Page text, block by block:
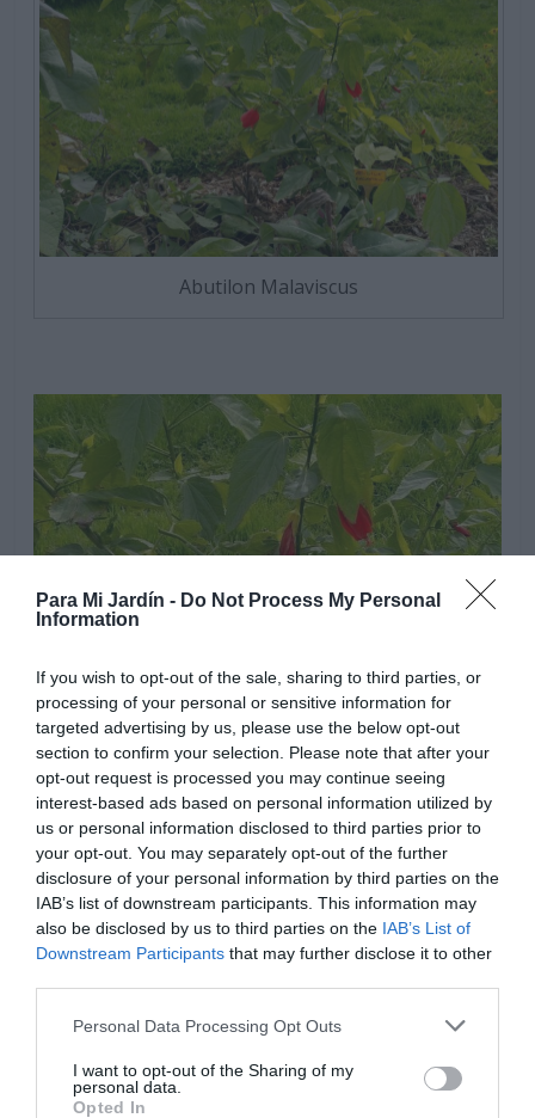
Para Mi Jardín - Do Not Process My Personal
Information
If you wish to opt-out of the sale, sharing to third parties, or
processing of your personal or sensitive information for
targeted advertising by us, please use the below opt-out
section to confirm your selection. Please note that after your
opt-out request is processed you may continue seeing
interest-based ads based on personal information utilized by
us or personal information disclosed to third parties prior to
your opt-out. You may separately opt-out of the further
disclosure of your personal information by third parties on the
IAB’s list of downstream participants. This information may
also be disclosed by us to third parties on the IAB’s List of
Downstream Participants that may further disclose it to other
Personal Data Processing Opt Outs
I want to opt-out of the Sharing of my
personal data.
Opted In
Abutilon Malaviscus
Es una planta fácil de cultivar, adecuada para climas con
inviernos cálidos, no tolera el frió excesivo. Puede
sobrevivir a heladas leves, si no son continuas,
rebrotando la planta desde el suelo en primavera, con la
subida de las temperaturas. Es mejor acolchar el
terreno durante el invierno, así protegeremos sus
raíces. En climas con temperaturas invernales muy frías,
aconsejable colocar una capa de material denante, como
facilitar el drenaje.